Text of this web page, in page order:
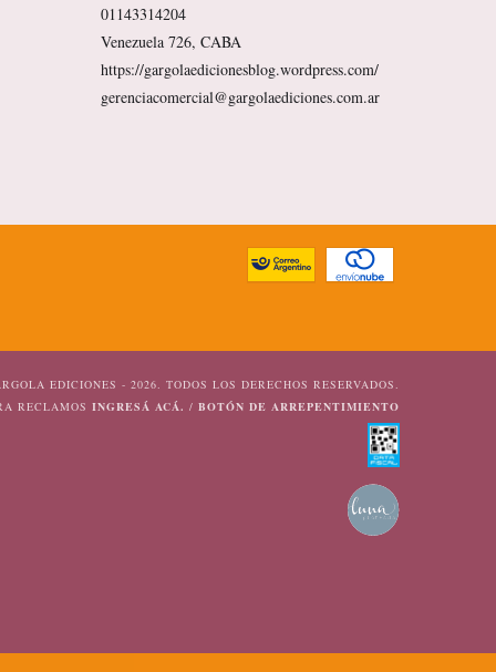
01143314204
Venezuela 726, CABA
https://gargolaedicionesblog.wordpress.com/
gerenciacomercial@gargolaediciones.com.ar
EDICIONES - 2026. TODOS LOS DERECHOS RESERVADOS.
RECLAMOS INGRESÁ ACÁ. / BOTÓN DE ARREPENTIMIENTO